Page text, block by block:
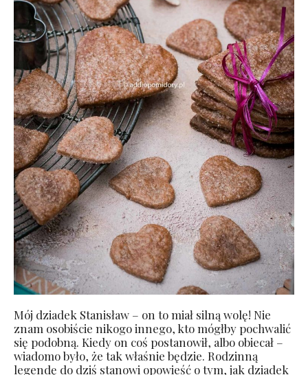
Mój dziadek Stanisław – on to miał silną wolę! Nie
znam osobiście nikogo innego, kto mógłby pochwalić
się podobną. Kiedy on coś postanowił, albo obiecał –
wiadomo było, że tak właśnie będzie. Rodzinną
legendę do dziś stanowi opowieść o tym, jak dziadek